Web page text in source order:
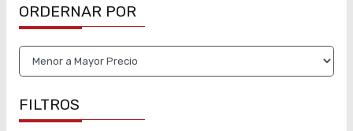
ORDERNAR POR
FILTROS